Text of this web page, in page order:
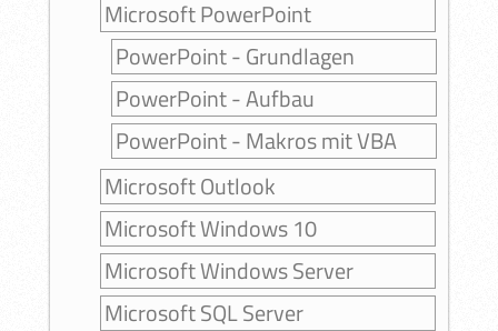
Microsoft PowerPoint
PowerPoint - Grundlagen
PowerPoint - Aufbau
PowerPoint - Makros mit VBA
Microsoft Outlook
Microsoft Windows 10
Microsoft Windows Server
Microsoft SQL Server